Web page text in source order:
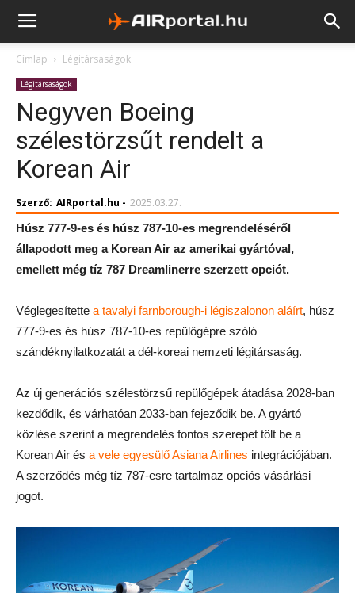
Címlap Légitársaságok
Légitársaságok
Negyven Boeing
szélestörzsűt rendelt a
Korean Air
Szerző: AIRportal.hu - 2025.03.27.
Húsz 777-9-es és húsz 787-10-es megrendeléséről
állapodott meg a Korean Air az amerikai gyártóval,
emellett még tíz 787 Dreamlinerre szerzett opciót.
Véglegesítette a tavalyi farnborough-i légiszalonon aláírt, húsz
777-9-es és húsz 787-10-es repülőgépre szóló
szándéknyilatkozatát a dél-koreai nemzeti légitársaság.
Az új generációs szélestörzsű repülőgépek átadása 2028-ban
kezdődik, és várhatóan 2033-ban fejeződik be. A gyártó
közlése szerint a megrendelés fontos szerepet tölt be a
Korean Air és a vele egyesülő Asiana Airlines integrációjában.
A szerződés még tíz 787-esre tartalmaz opciós vásárlási
jogot.